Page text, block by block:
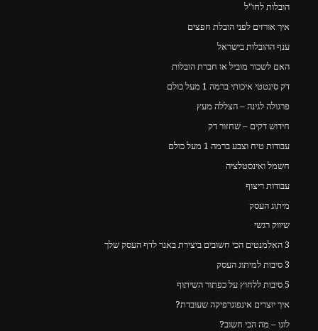
הובלות לחו"ל
איך אורזים לפני הובלת חפצים
ענף ההובלות בישראל
האם לשכור מוביל או חברת הובלות
דק סינטטי איכותי ברמה 1 מעל כולם
פרגולה לגינה – הצללה מעץ
חידוש דקים – שחזור דק
עבודות טיח וצבע ברמה 1 מעל כולם
חשמל ואינסטלציה
עבודות ריצוף
מיתוג העסק
שיווק רגשי
3 האלמנטים הכי חשובים ביצירת באנר לדף העסק שלך
3 סיבות למיתוג העסק
5 סיבות ללחוץ על כפתור השיתוף
איך יוצרים אינפוגרפיקה שעובדת?
לוגו – מה הכי חשוב?